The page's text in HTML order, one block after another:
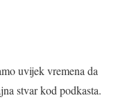
uvijek vremena da
stvar kod podkasta.